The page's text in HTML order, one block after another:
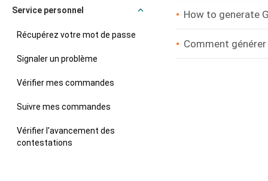
How to generate
Comment
Service personnel
Récupérez votre mot de passe
Signaler un problème
Vérifier mes commandes
Suivre mes commandes
Vérifier l'avancement des
contestations